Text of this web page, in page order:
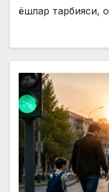
ёшлар тарбияси,